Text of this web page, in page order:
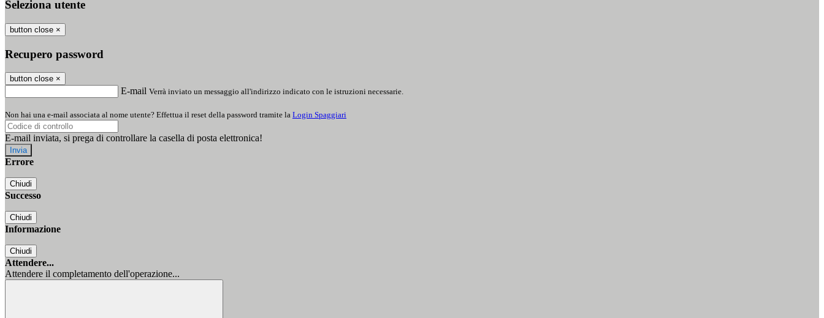
Seleziona utente
button close ×
Recupero password
button close ×
E-mail Verrà inviato un messaggio all'indirizzo indicato con le istruzioni necessarie.
Non hai una e-mail associata al nome utente? Effettua il reset della password tramite la Login Spaggiari
E-mail inviata, si prega di controllare la casella di posta elettronica!
Errore
Chiudi
Successo
Chiudi
Informazione
Chiudi
Attendere...
Attendere il completamento dell'operazione...